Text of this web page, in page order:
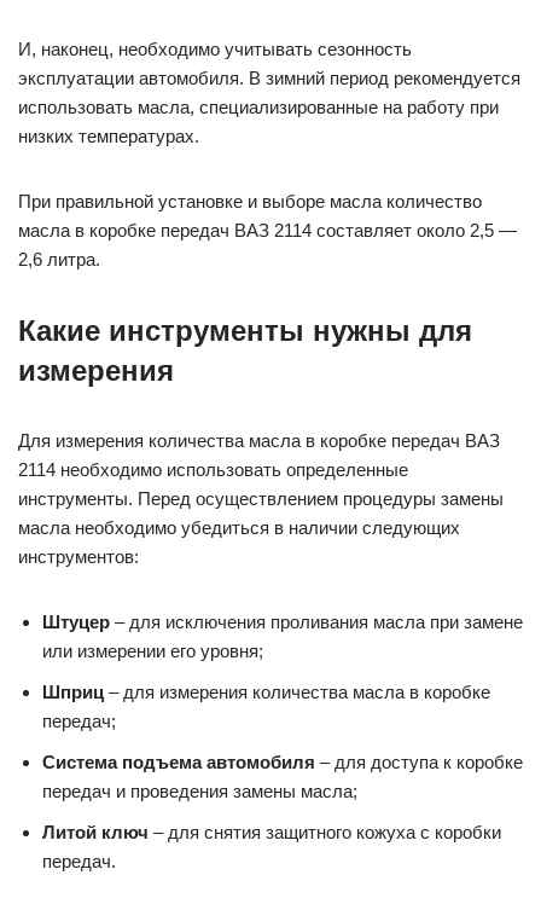
И, наконец, необходимо учитывать сезонность
эксплуатации автомобиля. В зимний период рекомендуется
использовать масла, специализированные на работу при
низких температурах.
При правильной установке и выборе масла количество
масла в коробке передач ВАЗ 2114 составляет около 2,5 —
2,6 литра.
Какие инструменты нужны для
измерения
Для измерения количества масла в коробке передач ВАЗ
2114 необходимо использовать определенные
инструменты. Перед осуществлением процедуры замены
масла необходимо убедиться в наличии следующих
инструментов:
Штуцер – для исключения проливания масла при замене
или измерении его уровня;
Шприц – для измерения количества масла в коробке
передач;
Система подъема автомобиля – для доступа к коробке
передач и проведения замены масла;
Литой ключ – для снятия защитного кожуха с коробки
передач.